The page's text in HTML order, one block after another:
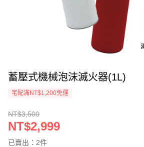
蓄壓式機械泡沫滅火器(1L)
宅配滿NT$1,200免運
NT$3,500
NT$2,999
已賣出：2件